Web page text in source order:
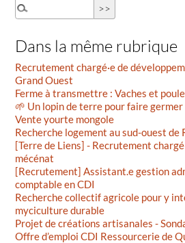
Dans la même rubrique
Recrutement chargé·e de
Grand Ouest
Ferme à transmettre : Vaches et
🌱 Un lopin de terre pour faire
Vente yourte mongole
Recherche logement au sud-ouest de
[Terre de Liens] - Recrutement
mécénat
[Recrutement] Assistant.e gestion
comptable en CDI
Recherche collectif agricole pour y
myciculture durable
Projet de créations artisanales -
Offre d’emploi CDI Ressourcerie de